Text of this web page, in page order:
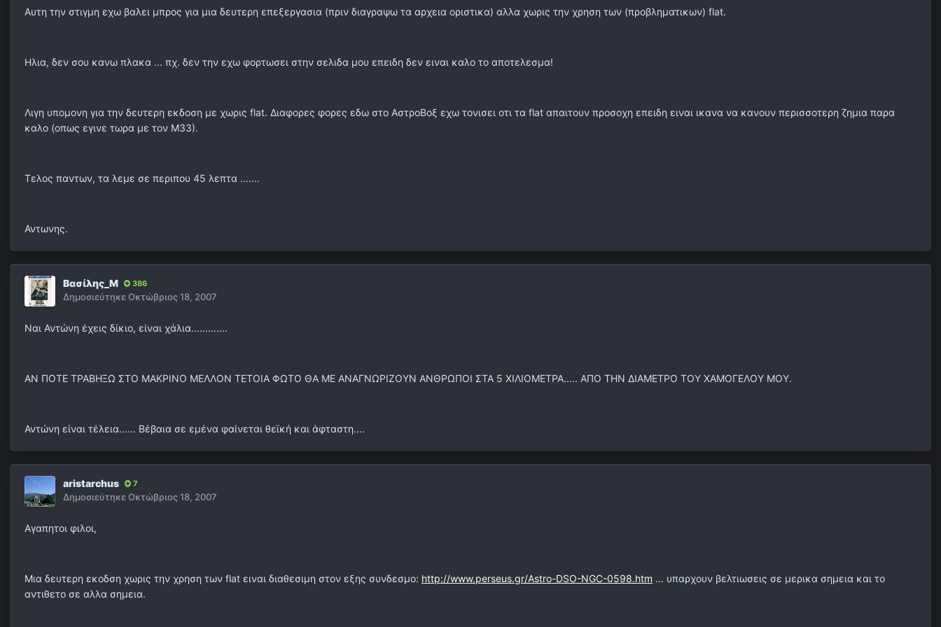
Αυτη την στιγμη εχω βαλει μπρος για μια δευτερη επεξεργασια (πριν διαγραψω τα αρχεια οριστικα) αλλα χωρις την χρηση των (προβληματικων) flat.
Ηλια, δεν σου κανω πλακα ... πχ. δεν την εχω φορτωσει στην σελιδα μου επειδη δεν ειναι καλο το αποτελεσμα!
Λιγη υπομονη για την δευτερη εκδοση με χωρις flat. Διαφορες φορες εδω στο ΑστροΒοξ εχω τονισει οτι τα flat απαιτουν προσοχη επειδη ειναι ικανα να κανουν περισσοτερη ζημια παρα
καλο (οπως εγινε τωρα με τον Μ33).
Τελος παντων, τα λεμε σε περιπου 45 λεπτα .......
Αντωνης.
Βασίλης_Μ 386
ΔημοσιεύτηκεΟκτώβριος 18, 2007
Ναι Αντώνη έχεις δίκιο, είναι χάλια.............
ΑΝ ΠΟΤΕ ΤΡΑΒΗΞΩ ΣΤΟ ΜΑΚΡΙΝΟ ΜΕΛΛΟΝ ΤΕΤΟΙΑ ΦΩΤΟ ΘΑ ΜΕ ΑΝΑΓΝΩΡΙΖΟΥΝ ΑΝΘΡΩΠΟΙ ΣΤΑ 5 ΧΙΛΙΟΜΕΤΡΑ..... ΑΠΟ ΤΗΝ ΔΙΑΜΕΤΡΟ ΤΟΥ ΧΑΜΟΓΕΛΟΥ ΜΟΥ.
Αντώνη είναι τέλεια...... Βέβαια σε εμένα φαίνεται θεϊκή και άφταστη....
aristarchus 7
ΔημοσιεύτηκεΟκτώβριος 18, 2007
Αγαπητοι φιλοι,
Μια δευτερη εκοδση χωρις την χρηση των flat ειναι διαθεσιμη στον εξης συνδεσμο: http://www.perseus.gr/Astro-DSO-NGC-0598.htm ... υπαρχουν βελτιωσεις σε μερικα σημεια και το
αντιθετο σε αλλα σημεια.